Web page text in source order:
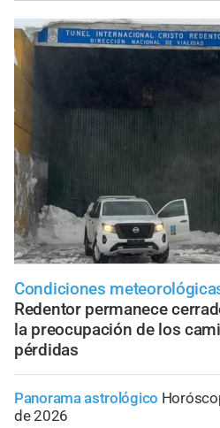
Condiciones
Redentor permanece
la preocupación de los
pérdidas
Panorama astrológico
de 2026